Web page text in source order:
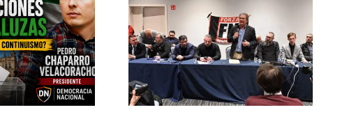
en
“Europa se
de nuevo”
14 DE MARZO DE 2026